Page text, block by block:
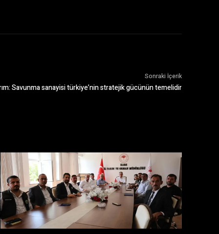
Sonraki İçerik
Savunma sanayisi türkiye’nin stratejik gücünün temelidir